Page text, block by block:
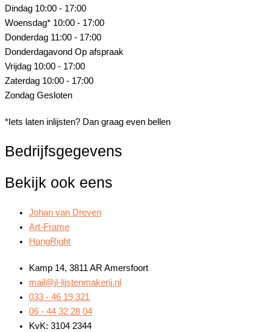
Dindag 10:00 - 17:00
Woensdag* 10:00 - 17:00
Donderdag 11:00 - 17:00
Donderdagavond Op afspraak
Vrijdag 10:00 - 17:00
Zaterdag 10:00 - 17:00
Zondag Gesloten
*Iets laten inlijsten? Dan graag even bellen
Bedrijfsgegevens
Bekijk ook eens
Johan van Dreven
Art-Frame
HangRight
Kamp 14, 3811 AR Amersfoort
mail@jl-lijstenmakerij.nl
033 - 46 19 321
06 - 44 32 28 04
KvK: 3104 2344